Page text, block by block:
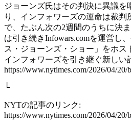
ジョーンズ氏はその判決に異議を
り、インフォワーズの運命は裁
で、たぶん次の2週間のうちに決
は引き続きInfowars.comを運営し
ス・ジョーンズ・ショー」をホス
インフォワーズを引き継ぐ新しい
https://www.nytimes.com/2026/04/20/
└
NYTの記事のリンク:
https://www.nytimes.com/2026/04/20/